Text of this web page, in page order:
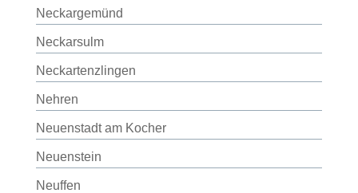
Neckargemünd
Neckarsulm
Neckartenzlingen
Nehren
Neuenstadt am Kocher
Neuenstein
Neuffen